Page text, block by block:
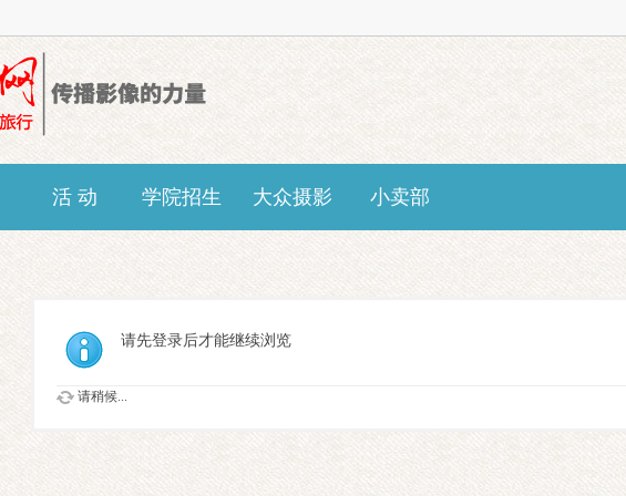
活 动 学院招生 大众摄影 小卖部
请先登录后才能继续浏览
请稍候...